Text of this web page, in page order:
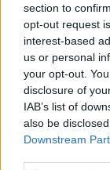
section to
opt-out request
interest-based
us or personal
your opt-out.
disclosure of
IAB’s list of
also be
Downstream
Cel mai
Evenimentul
celor care
relevante din
Utile